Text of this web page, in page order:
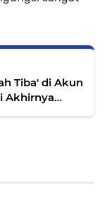
Tiba' di Akun
Akhirnya